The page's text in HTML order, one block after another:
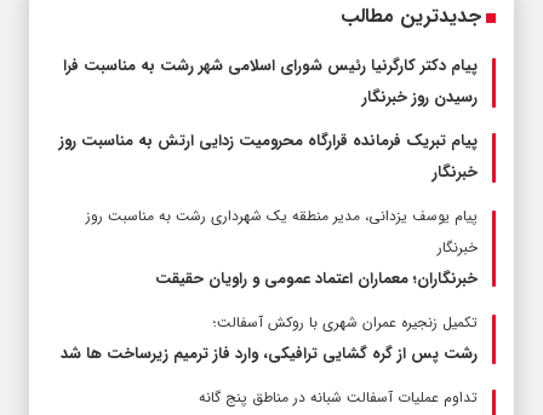
جدیدترین مطالب
پیام دکتر کارگرنیا رئیس شورای اسلامی شهر رشت به مناسبت فرا
رسیدن روز خبرنگار
پیام تبریک فرمانده قرارگاه محرومیت‌ زدایی ارتش به مناسبت روز
خبرنگار
پیام یوسف یزدانی، مدیر منطقه یک شهرداری رشت به مناسبت روز
خبرنگار
خبرنگاران؛ معماران اعتماد عمومی و راویان حقیقت
تکمیل زنجیره عمران شهری با روکش آسفالت؛
رشت پس از گره گشایی ترافیکی، وارد فاز ترمیم زیرساخت ها شد
تداوم عملیات آسفالت‌ شبانه در مناطق پنج گانه